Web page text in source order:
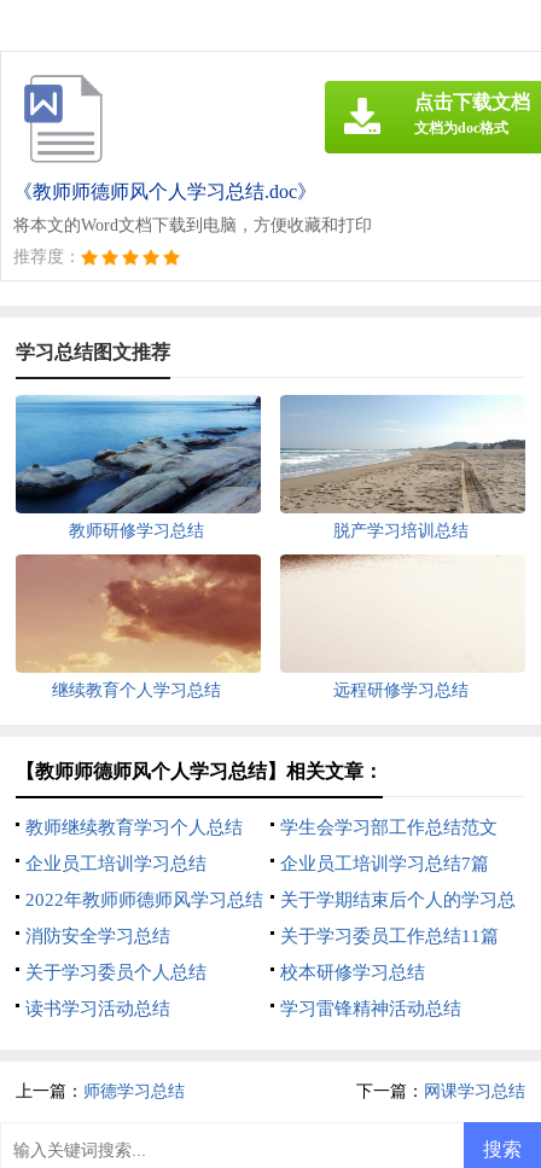
《教师师德师风个人学习总结.doc》
将本文的Word文档下载到电脑，方便收藏和打印
推荐度：
点击下载文档
文档为doc格式
学习总结图文推荐
教师研修学习总结 脱产学习培训总结
继续教育个人学习总结 远程研修学习总结
【教师师德师风个人学习总结】相关文章：
教师继续教育学习个人总结
学生会学习部工作总结范文
企业员工培训学习总结
企业员工培训学习总结7篇
2022年教师师德师风学习总结
关于学期结束后个人的学习总
结
消防安全学习总结
关于学习委员工作总结11篇
关于学习委员个人总结
校本研修学习总结
读书学习活动总结
学习雷锋精神活动总结
上一篇： 师德学习总结 下一篇： 网课学习总结